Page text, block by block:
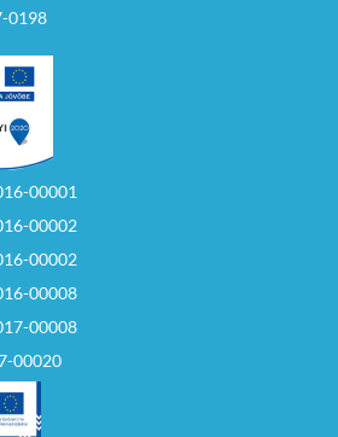
0198
00001
00002
00002
00008
00008
00020